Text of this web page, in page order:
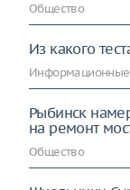
Общество
Из какого
Информационные
Рыбинск
на ремонт
Общество